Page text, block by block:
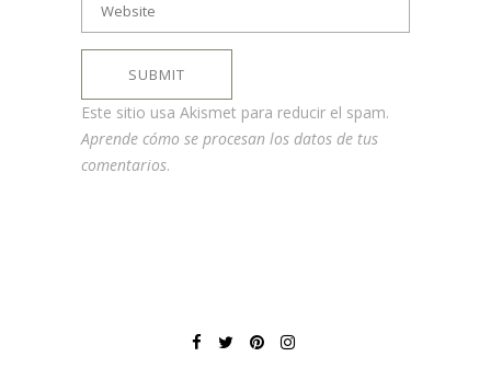
Este sitio usa Akismet para reducir el spam.
Aprende cómo se procesan los datos de tus
comentarios.